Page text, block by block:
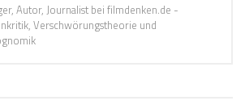
Autor, Journalist bei filmdenken.de -
Verschwörungstheorie und